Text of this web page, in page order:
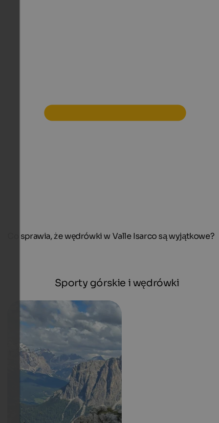
Co sprawia, że wędrówki w Valle Isarco są wyjątkowe?
Sporty górskie i wędrówki